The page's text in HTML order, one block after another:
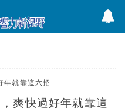
爽快過好年就靠這